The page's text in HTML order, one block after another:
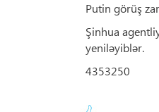
Putin görüş
Şinhua
yeniləyiblər.
4353250